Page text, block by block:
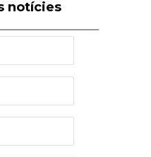
notícies